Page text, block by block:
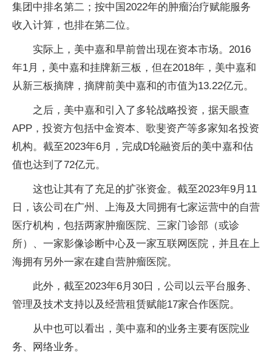
集团中排名第二；按中国2022年的肿瘤治疗赋能服务
收入计算，也排在第二位。
实际上，美中嘉和早前曾出现在资本市场。2016
年1月，美中嘉和挂牌新三板，但在2018年，美中嘉和
从新三板摘牌，摘牌前美中嘉和的市值为13.22亿元。
之后，美中嘉和引入了多轮战略投资，据天眼查
APP，投资方包括中金资本、歌斐资产等多家知名投资
机构。截至2023年6月，完成D轮融资后的美中嘉和估
值也达到了72亿元。
这也让其有了充足的扩张资金。截至2023年9月11
日，该公司在广州、上海及大同拥有七家运营中的自营
医疗机构，包括两家肿瘤医院、三家门诊部（或诊
所）、一家影像诊断中心及一家互联网医院，并且在上
海拥有另外一家在建自营肿瘤医院。
此外，截至2023年6月30日，公司以云平台服务、
管理及技术支持以及经营租赁赋能17家合作医院。
从中也可以看出，美中嘉和的业务主要有医院业
务、网络业务。